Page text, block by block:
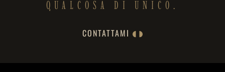
QUALCOSA DI UNICO.
CONTATTAMI